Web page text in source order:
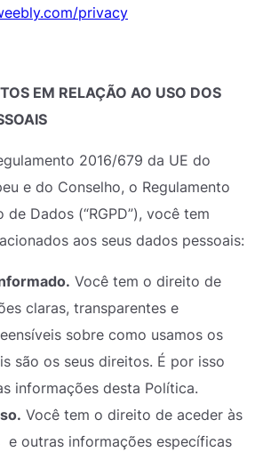
privacy
EM RELAÇÃO AO USO DOS
2016/679 da UE do
e do Conselho, o Regulamento
de Dados (“RGPD”), você tem
aos seus dados pessoais:
Você tem o direito de
claras, transparentes e
sobre como usamos os
são os seus direitos. É por isso
informações desta Política.
Você tem o direito de aceder às
e outras informações específicas